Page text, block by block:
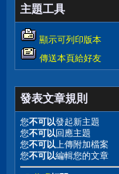
主題工具
顯示可列印版本
傳送本頁給好友
發表文章規則
您不可以發起新主題
您不可以回應主題
您不可以 上傳附加檔案
您不可以編輯您的文章